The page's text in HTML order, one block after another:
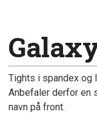
Tights i spandex og
Anbefaler derfor en
navn på front.